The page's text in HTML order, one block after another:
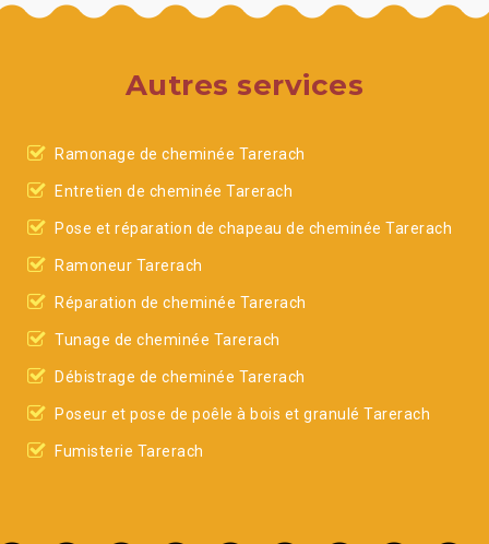
Autres services
Ramonage de cheminée Tarerach
Entretien de cheminée Tarerach
Pose et réparation de chapeau de cheminée Tarerach
Ramoneur Tarerach
Réparation de cheminée Tarerach
Tunage de cheminée Tarerach
Débistrage de cheminée Tarerach
Poseur et pose de poêle à bois et granulé Tarerach
Fumisterie Tarerach